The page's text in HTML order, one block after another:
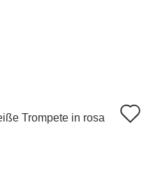
Trompete in rosa